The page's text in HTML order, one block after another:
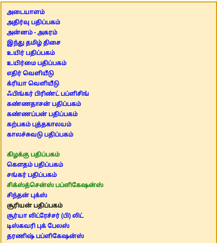
அடையாளம்
அதிர்வு பதிப்பகம்
அன்னம் - அகரம்
இந்து தமிழ் திசை
உயிர் பதிப்பகம்
உயிர்மை பதிப்பகம்
எதிர் வெளியீடு
க்ரியா வெளியீடு
ஃபிங்கர் பிரிண்ட் பப்ளிசிங்
கண்ணதாசன் பதிப்பகம்
கண்ணப்பன் பதிப்பகம்
கற்பகம் புத்தகாலயம்
காலச்சுவடு பதிப்பகம்
கிழக்கு பதிப்பகம்
கௌதம் பதிப்பகம்
சங்கர் பதிப்பகம்
சிக்ஸ்த்சென்ஸ் பப்ளிகேஷன்ஸ்
சிந்தன் புக்ஸ்
சூரியன் பதிப்பகம்
சூர்யா லிட்ரேச்சர் (பி) லிட்
டிஸ்கவரி புக் பேலஸ்
தரணிஷ் பப்ளிகேஷன்ஸ்